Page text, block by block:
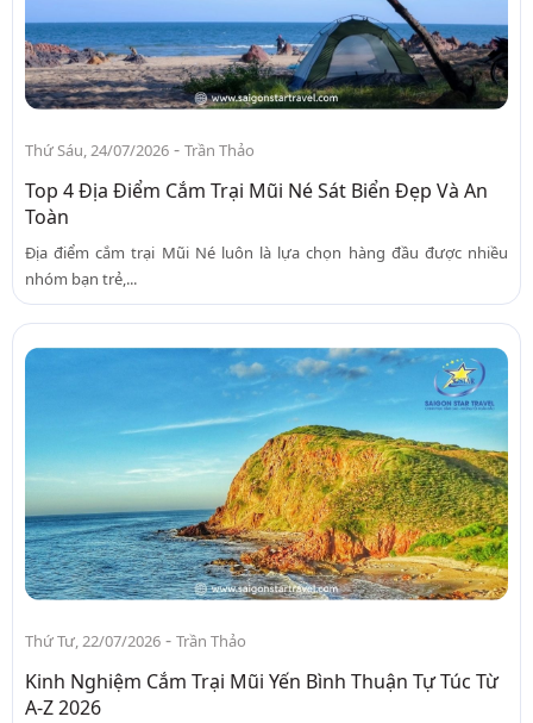
Thứ Sáu, 24/07/2026 - Trần Thảo
Top 4 Địa Điểm Cắm Trại Mũi Né Sát Biển Đẹp Và An
Toàn
Địa điểm cắm trại Mũi Né luôn là lựa chọn hàng đầu được nhiều
nhóm bạn trẻ,...
Thứ Tư, 22/07/2026 - Trần Thảo
Kinh Nghiệm Cắm Trại Mũi Yến Bình Thuận Tự Túc Từ
A-Z 2026